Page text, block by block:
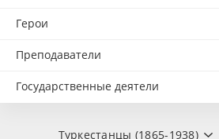
Герои
Преподаватели
Государственные деятели
Туркестанцы (1865-1938)